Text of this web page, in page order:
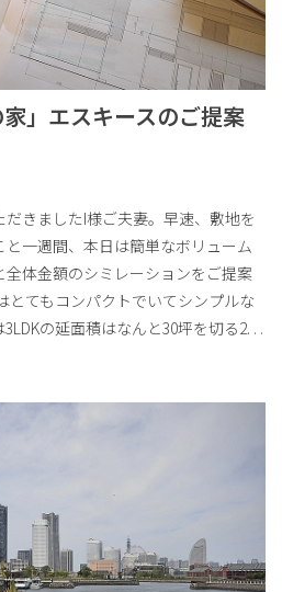
」エスキースのご提案
きましたI様ご夫妻。早速、敷地を
一週間、本日は簡単なボリューム
体金額のシミレーションをご提案
とてもコンパクトでいてシンプルな
の延面積はなんと30坪を切る2. . .